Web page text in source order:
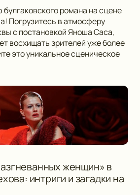
романа на сцене
Погрузитесь в атмосферу
с постановкой Яноша Саса,
восхищать зрителей уже более
это уникальное сценическое
женщин» в
интриги и загадки на